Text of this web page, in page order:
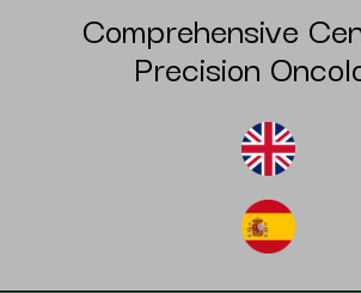
Comprehensive
Precision